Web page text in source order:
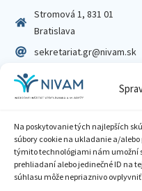
Na poskytovanie tých najlepších
súbory cookie na ukladanie a/
týmito technológiami nám umožní
prehliadaní alebo jedinečné ID na
súhlasu môže nepriaznivo
Stromová 1, 831 01
Bratislava
sekretariat.gr@nivam.sk
IČO: 00164348
DIČ: 2020798714
Zásady